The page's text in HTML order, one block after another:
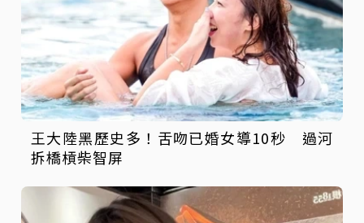
王大陸黑歷史多！舌吻已婚女導10秒 過河
拆橋槓柴智屏